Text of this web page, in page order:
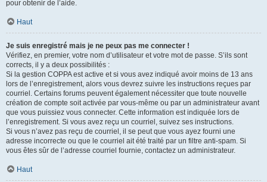
pour obtenir de l’aide.
Haut
Je suis enregistré mais je ne peux pas me connecter !
Vérifiez, en premier, votre nom d’utilisateur et votre mot de passe. S’ils sont
corrects, il y a deux possibilités :
Si la gestion COPPA est active et si vous avez indiqué avoir moins de 13 ans
lors de l’enregistrement, alors vous devrez suivre les instructions reçues par
courriel. Certains forums peuvent également nécessiter que toute nouvelle
création de compte soit activée par vous-même ou par un administrateur avant
que vous puissiez vous connecter. Cette information est indiquée lors de
l’enregistrement. Si vous avez reçu un courriel, suivez ses instructions.
Si vous n’avez pas reçu de courriel, il se peut que vous ayez fourni une
adresse incorrecte ou que le courriel ait été traité par un filtre anti-spam. Si
vous êtes sûr de l’adresse courriel fournie, contactez un administrateur.
Haut